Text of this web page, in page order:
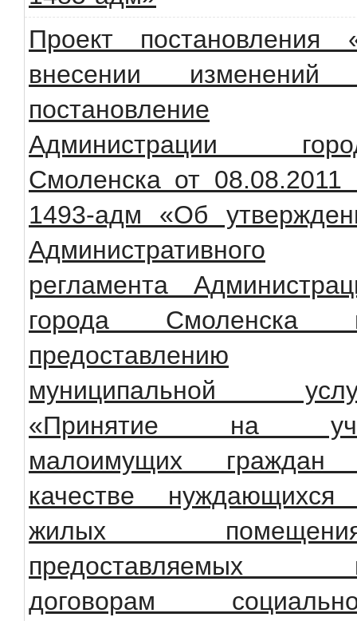
Проект постановления
внесении
постановление
Администрации
Смоленска от
1493-адм «Об
Административного
регламента
города Смоленска
предоставлению
муниципальной
«Принятие на
малоимущих
качестве
жилых
предоставляемых
договорам